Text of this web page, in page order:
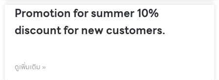
Promotion for summer 10%
discount for new customers.
ดูเพิ่มเติม »